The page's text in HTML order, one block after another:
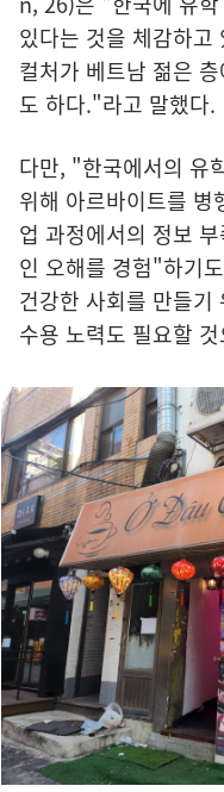
있다는 것을 체감하
컬처가 베트남 젊은
도 하다."라고 말했다.
다만, "한국에서의 유
위해 아르바이트를
업 과정에서의 정보
인 오해를 경험"하기
건강한 사회를 만들기
수용 노력도 필요할